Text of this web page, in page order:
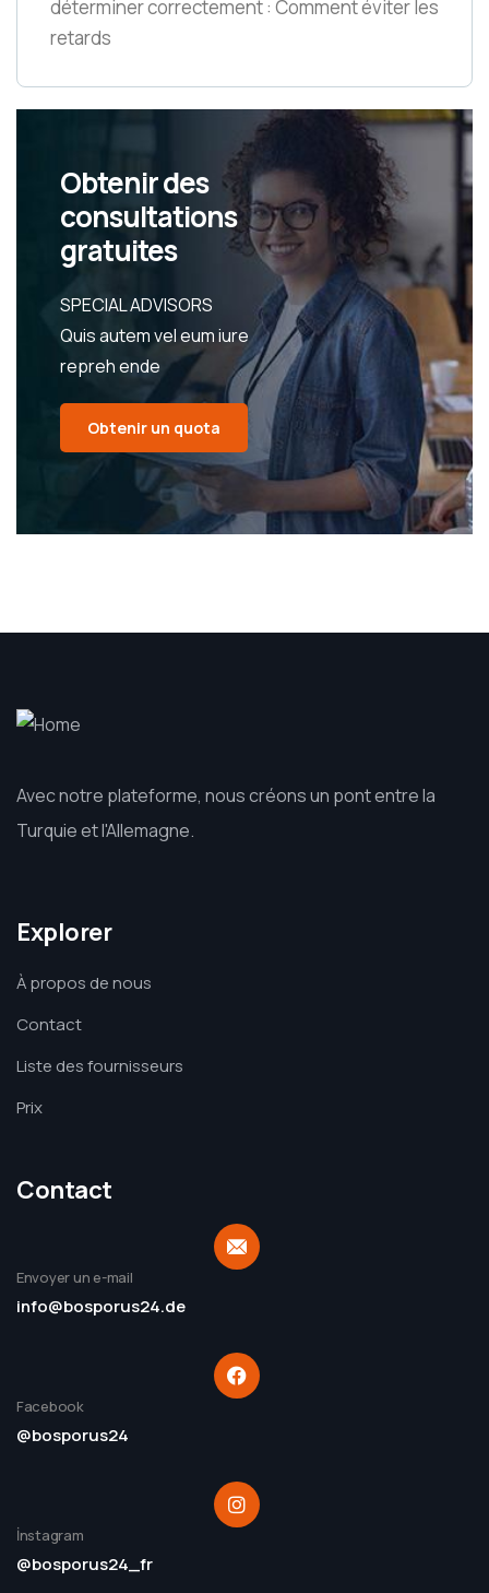
déterminer correctement : Comment éviter les
retards
Obtenir des
consultations
gratuites
SPECIAL ADVISORS
Quis autem vel eum iure
repreh ende
Obtenir un quota
Avec notre plateforme, nous créons un pont entre la
Turquie et l'Allemagne.
Explorer
À propos de nous
Contact
Liste des fournisseurs
Prix
Contact
Envoyer un e-mail
info@bosporus24.de
Facebook
@bosporus24
İnstagram
@bosporus24_fr